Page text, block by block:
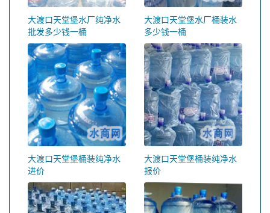
大渡口天堂堡水厂纯净水
批发多少钱一桶
大渡口天堂堡水厂桶装水
多少钱一桶
大渡口天堂堡桶装纯净水
进价
大渡口天堂堡桶装纯净水
报价